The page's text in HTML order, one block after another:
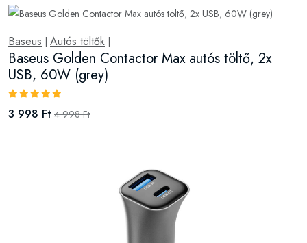
Baseus | Autós töltők |
Baseus Golden Contactor Max autós töltő, 2x
USB, 60W (grey)
3 998 Ft 4 998 Ft